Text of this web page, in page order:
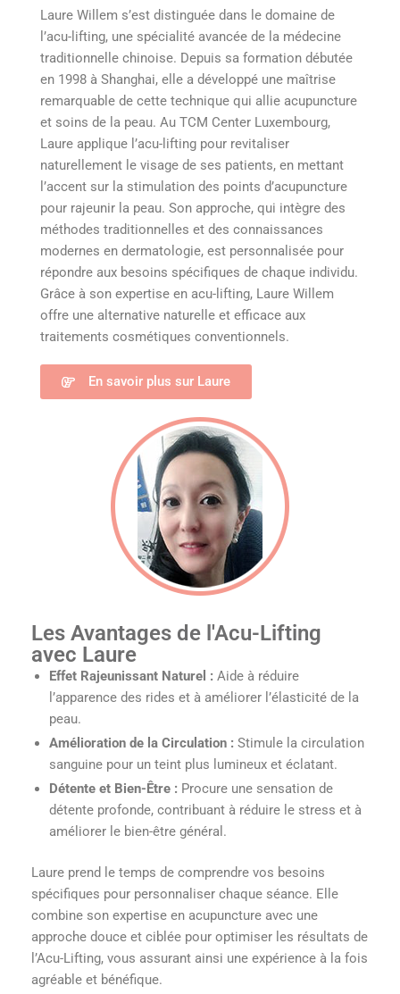
Laure Willem s’est distinguée dans le domaine de
l’acu-lifting, une spécialité avancée de la médecine
traditionnelle chinoise. Depuis sa formation débutée
en 1998 à Shanghai, elle a développé une maîtrise
remarquable de cette technique qui allie acupuncture
et soins de la peau. Au TCM Center Luxembourg,
Laure applique l’acu-lifting pour revitaliser
naturellement le visage de ses patients, en mettant
l’accent sur la stimulation des points d’acupuncture
pour rajeunir la peau. Son approche, qui intègre des
méthodes traditionnelles et des connaissances
modernes en dermatologie, est personnalisée pour
répondre aux besoins spécifiques de chaque individu.
Grâce à son expertise en acu-lifting, Laure Willem
offre une alternative naturelle et efficace aux
traitements cosmétiques conventionnels.
En savoir plus sur Laure
Les Avantages de l'Acu-Lifting
avec Laure
Effet Rajeunissant Naturel : Aide à réduire
l’apparence des rides et à améliorer l’élasticité de la
peau.
Amélioration de la Circulation : Stimule la circulation
sanguine pour un teint plus lumineux et éclatant.
Détente et Bien-Être : Procure une sensation de
détente profonde, contribuant à réduire le stress et à
améliorer le bien-être général.
Laure prend le temps de comprendre vos besoins
spécifiques pour personnaliser chaque séance. Elle
combine son expertise en acupuncture avec une
approche douce et ciblée pour optimiser les résultats de
l’Acu-Lifting, vous assurant ainsi une expérience à la fois
agréable et bénéfique.